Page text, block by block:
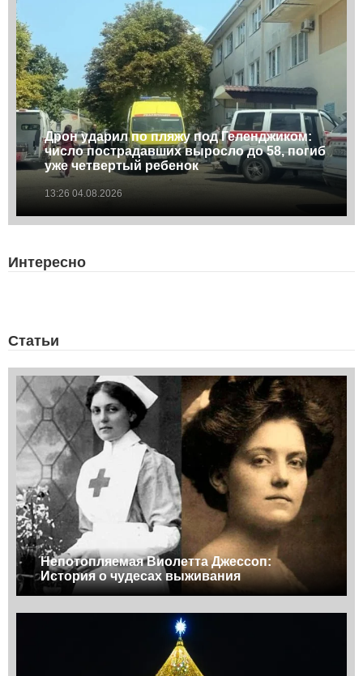
Дрон ударил по пляжу под Геленджиком:
число пострадавших выросло до 58, погиб
уже четвертый ребенок
13:26 04.08.2026
Интересно
Статьи
Непотопляемая Виолетта Джессоп:
История о чудесах выживания